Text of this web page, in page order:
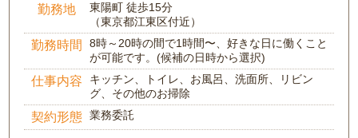
勤務地
東陽町 徒歩15分
（東京都江東区付近）
勤務時間
8時～20時の間で1時間〜、好きな日に働くこと
が可能です。(候補の日時から選択)
仕事内容
キッチン、トイレ、お風呂、洗面所、リビン
グ、その他のお掃除
契約形態 業務委託